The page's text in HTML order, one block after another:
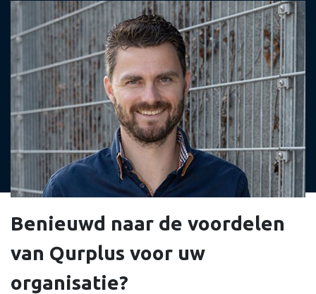
Benieuwd naar de voordelen
van Qurplus voor uw
organisatie?